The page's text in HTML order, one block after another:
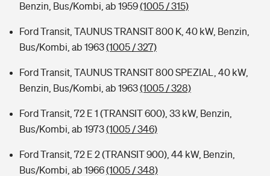
Benzin, Bus/Kombi, ab 1959(1005 / 315)
Ford Transit, TAUNUS TRANSIT 800 K, 40 kW, Benzin,
Bus/Kombi, ab 1963(1005 / 327)
Ford Transit, TAUNUS TRANSIT 800 SPEZIAL, 40 kW,
Benzin, Bus/Kombi, ab 1963(1005 / 328)
Ford Transit, 72 E 1 (TRANSIT 600), 33 kW, Benzin,
Bus/Kombi, ab 1973(1005 / 346)
Ford Transit, 72 E 2 (TRANSIT 900), 44 kW, Benzin,
Bus/Kombi, ab 1966(1005 / 348)